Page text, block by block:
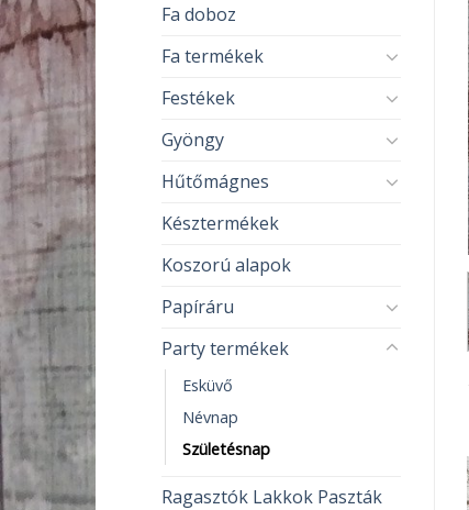
Fa doboz
Fa termékek
Festékek
Gyöngy
Hűtőmágnes
Késztermékek
Koszorú alapok
Papíráru
Party termékek
Esküvő
Névnap
Születésnap
Ragasztók Lakkok Paszták